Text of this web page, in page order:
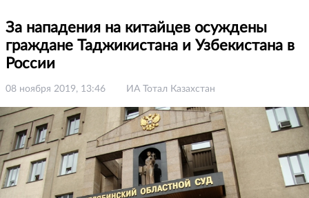
За нападения на китайцев осуждены
граждане Таджикистана и Узбекистана в
России
08 ноября 2019, 13:46 ИА Тотал Казахстан